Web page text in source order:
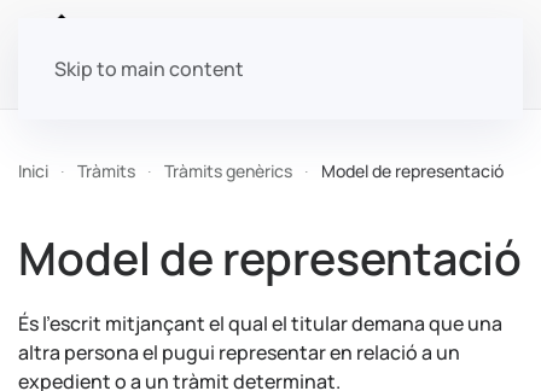
Skip to main content
Inici Tràmits Tràmits genèrics Model de representació
Model de representació
És l'escrit mitjançant el qual el titular demana que una
altra persona el pugui representar en relació a un
expedient o a un tràmit determinat.